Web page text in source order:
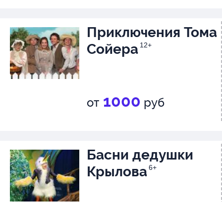
Приключения Тома
Сойера 12+
от 1000 руб
Басни дедушки
Крылова6+